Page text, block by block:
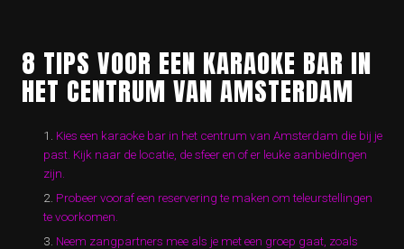
8 TIPS VOOR EEN KARAOKE BAR IN
HET CENTRUM VAN AMSTERDAM
Kies een karaoke bar in het centrum van Amsterdam die bij je
past. Kijk naar de locatie, de sfeer en of er leuke aanbiedingen
zijn.
Probeer vooraf een reservering te maken om teleurstellingen
te voorkomen.
Neem zangpartners mee als je met een groep gaat, zoals